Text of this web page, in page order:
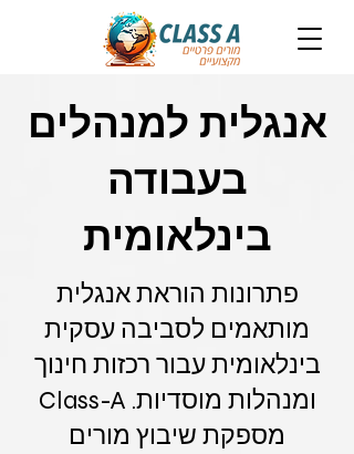
אנגלית למנהלים
בעבודה
בינלאומית
פתרונות הוראת אנגלית
מותאמים לסביבה עסקית
בינלאומית עבור רכזות חינוך
ומנהלות מוסדיות. Class-A
מספקת שיבוץ מורים